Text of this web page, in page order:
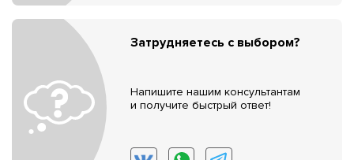
Затрудняетесь с выбором?
Напишите нашим консультантам
и получите быстрый ответ!